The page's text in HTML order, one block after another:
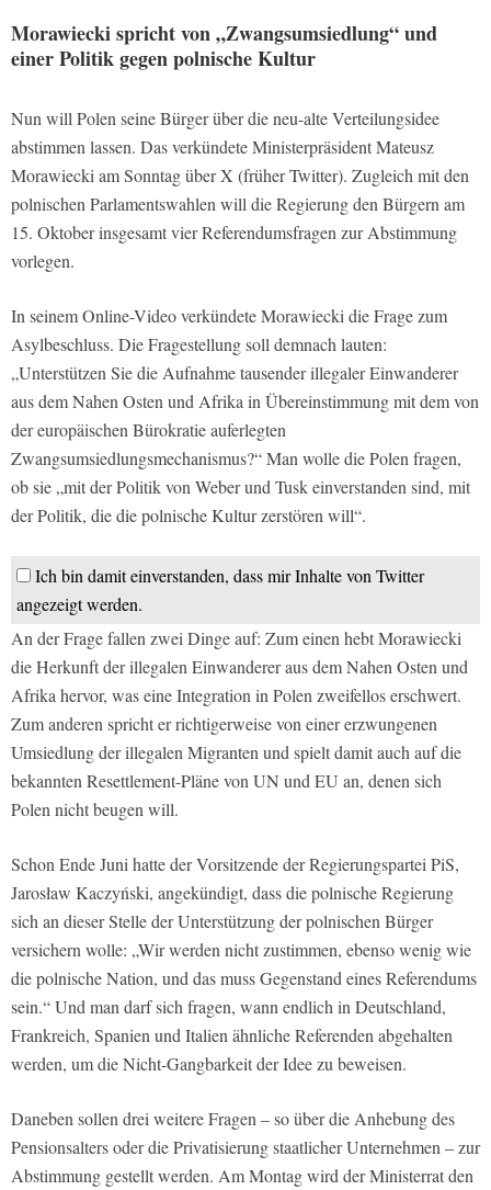
Morawiecki spricht von „Zwangsumsiedlung“ und
einer Politik gegen polnische Kultur
Nun will Polen seine Bürger über die neu-alte Verteilungsidee
abstimmen lassen. Das verkündete Ministerpräsident Mateusz
Morawiecki am Sonntag über X (früher Twitter). Zugleich mit den
polnischen Parlamentswahlen will die Regierung den Bürgern am
15. Oktober insgesamt vier Referendumsfragen zur Abstimmung
vorlegen.
In seinem Online-Video verkündete Morawiecki die Frage zum
Asylbeschluss. Die Fragestellung soll demnach lauten:
„Unterstützen Sie die Aufnahme tausender illegaler Einwanderer
aus dem Nahen Osten und Afrika in Übereinstimmung mit dem von
der europäischen Bürokratie auferlegten
Zwangsumsiedlungsmechanismus?“ Man wolle die Polen fragen,
ob sie „mit der Politik von Weber und Tusk einverstanden sind, mit
der Politik, die die polnische Kultur zerstören will“.
Ich bin damit einverstanden, dass mir Inhalte von Twitter
angezeigt werden.
An der Frage fallen zwei Dinge auf: Zum einen hebt Morawiecki
die Herkunft der illegalen Einwanderer aus dem Nahen Osten und
Afrika hervor, was eine Integration in Polen zweifellos erschwert.
Zum anderen spricht er richtigerweise von einer erzwungenen
Umsiedlung der illegalen Migranten und spielt damit auch auf die
bekannten Resettlement-Pläne von UN und EU an, denen sich
Polen nicht beugen will.
Schon Ende Juni hatte der Vorsitzende der Regierungspartei PiS,
Jarosław Kaczyński, angekündigt, dass die polnische Regierung
sich an dieser Stelle der Unterstützung der polnischen Bürger
versichern wolle: „Wir werden nicht zustimmen, ebenso wenig wie
die polnische Nation, und das muss Gegenstand eines Referendums
sein.“ Und man darf sich fragen, wann endlich in Deutschland,
Frankreich, Spanien und Italien ähnliche Referenden abgehalten
werden, um die Nicht-Gangbarkeit der Idee zu beweisen.
Daneben sollen drei weitere Fragen – so über die Anhebung des
Pensionsalters oder die Privatisierung staatlicher Unternehmen – zur
Abstimmung gestellt werden. Am Montag wird der Ministerrat den